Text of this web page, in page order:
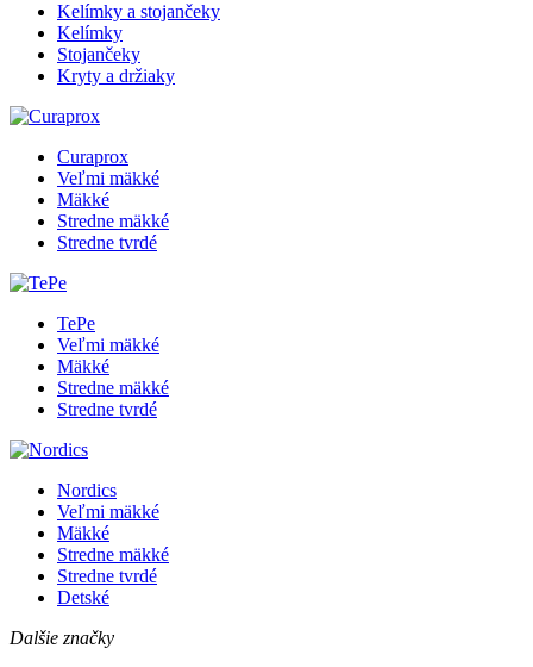
Kelímky a stojančeky
Kelímky
Stojančeky
Kryty a držiaky
Curaprox
Veľmi mäkké
Mäkké
Stredne mäkké
Stredne tvrdé
TePe
Veľmi mäkké
Mäkké
Stredne mäkké
Stredne tvrdé
Nordics
Veľmi mäkké
Mäkké
Stredne mäkké
Stredne tvrdé
Detské
Dalšie značky